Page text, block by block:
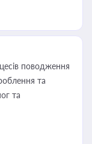
поводження
та
та